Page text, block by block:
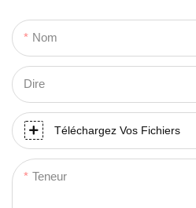
Nom
Dire
Téléchargez Vos Fichiers
Teneur